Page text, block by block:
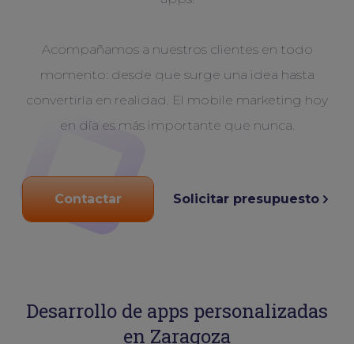
Acompañamos a nuestros clientes en todo
momento: desde que surge una idea hasta
convertirla en realidad. El mobile marketing hoy
en día es más importante que nunca.
Contactar Solicitar presupuesto
Desarrollo de apps personalizadas
en Zaragoza